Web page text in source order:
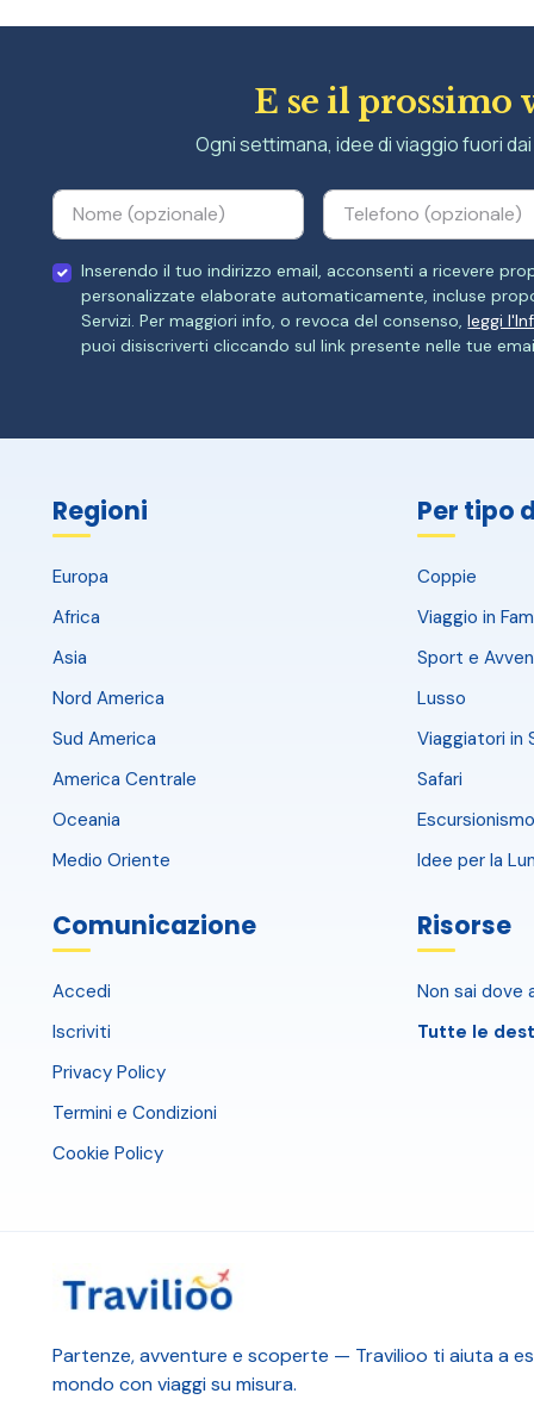
E se il prossimo
Ogni settimana, idee di viaggio fuori
Inserendo il tuo indirizzo email, acconsenti a ricevere
personalizzate elaborate automaticamente, incluse
Servizi. Per maggiori info, o revoca del consenso,leggi
puoi disiscriverti cliccando sul link presente nelle tue
Regioni
Europa
Africa
Asia
Nord America
Sud America
America Centrale
Oceania
Medio Oriente
Per tipo
Coppie
Viaggio in
Sport e
Lusso
Viaggiatori in
Safari
Idee per la
Comunicazione
Accedi
Iscriviti
Privacy Policy
Termini e Condizioni
Cookie Policy
Risorse
Non sai dove
Tutte le
Partenze, avventure e scoperte — Travilioo ti aiuta a
mondo con viaggi su misura.